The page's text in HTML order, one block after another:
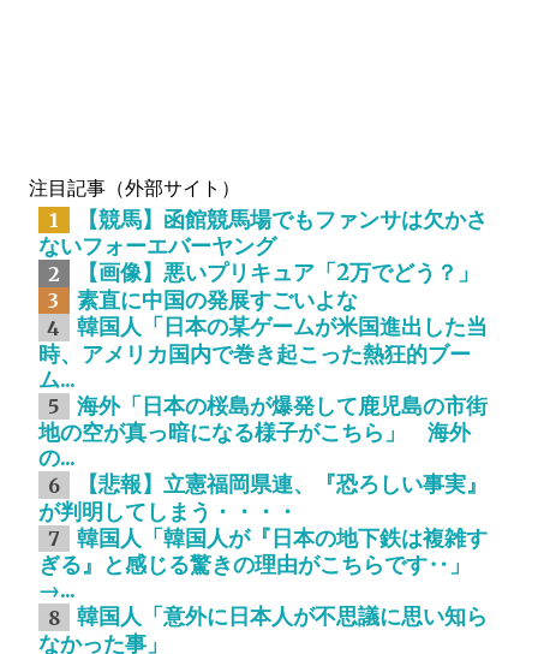
注目記事（外部サイト）
1
【競馬】函館競馬場でもファンサは欠かさ
ないフォーエバーヤング
2 【画像】悪いプリキュア「2万でどう？」
3 素直に中国の発展すごいよな
4
韓国人「日本の某ゲームが米国進出した当
時、アメリカ国内で巻き起こった熱狂的ブー
ム...
5
海外「日本の桜島が爆発して鹿児島の市街
地の空が真っ暗になる様子がこちら」 海外
の...
6
【悲報】立憲福岡県連、『恐ろしい事実』
が判明してしまう・・・・
7
韓国人「韓国人が『日本の地下鉄は複雑す
ぎる』と感じる驚きの理由がこちらです‥」
→...
8
韓国人「意外に日本人が不思議に思い知ら
なかった事」